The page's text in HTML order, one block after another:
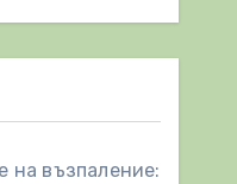
на възпаление: